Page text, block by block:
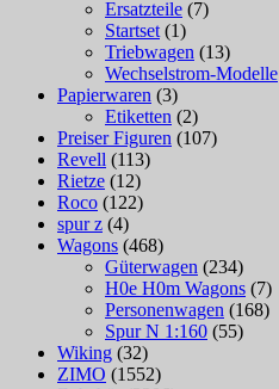
Ersatzteile (7)
Startset (1)
Triebwagen (13)
Wechselstrom-Modelle
Papierwaren (3)
Etiketten (2)
Preiser Figuren (107)
Revell (113)
Rietze (12)
Roco (122)
spur z (4)
Wagons (468)
Güterwagen (234)
H0e H0m Wagons (7)
Personenwagen (168)
Spur N 1:160 (55)
Wiking (32)
ZIMO (1552)